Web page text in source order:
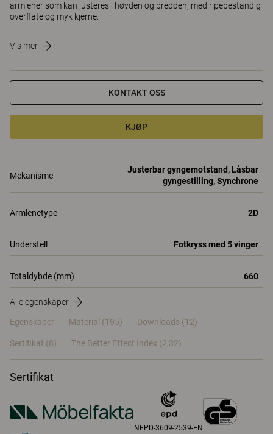
armlener som kan justeres i høyden og bredden, med ripebestandig
overflate og myk kjerne.
Vis mer
KONTAKT OSS
KJØP
Mekanisme
Justerbar gyngemotstand, Låsbar
gyngestilling, Synchrone
Armlenetype 2D
Understell Fotkryss med 5 vinger
Totaldybde (mm) 660
Alle egenskaper
Egenskaper Material (195) Downloads (12)
Sertifikat (8) The Better Effect Index (2,32)
Sertifikat
NEPD-3609-2539-EN